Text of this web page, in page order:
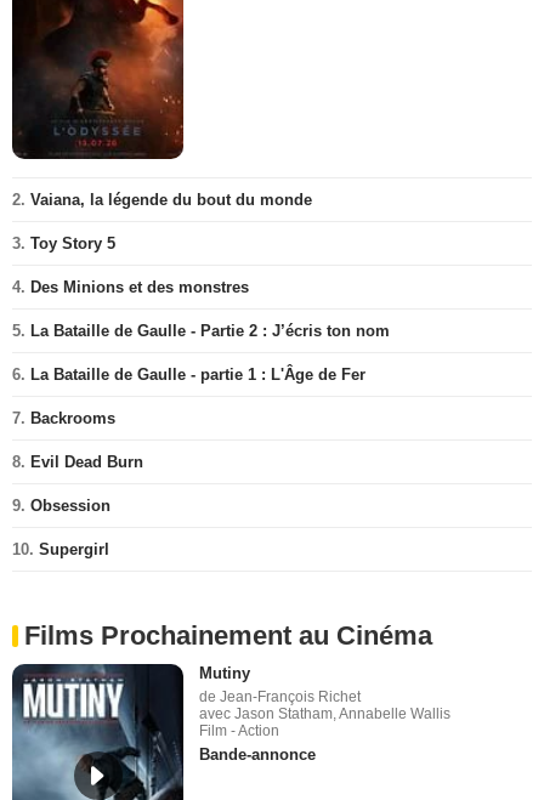
2. Vaiana, la légende du bout du monde
3. Toy Story 5
4. Des Minions et des monstres
5. La Bataille de Gaulle - Partie 2 : J’écris ton nom
6. La Bataille de Gaulle - partie 1 : L'Âge de Fer
7. Backrooms
8. Evil Dead Burn
9. Obsession
10. Supergirl
Films Prochainement au Cinéma
Mutiny
de Jean-François Richet
avec Jason Statham, Annabelle Wallis
Film - Action
Bande-annonce